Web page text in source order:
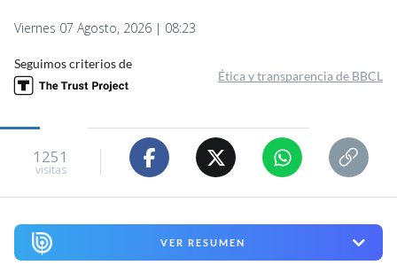
Viernes 07 Agosto, 2026 | 08:23
Seguimos criterios de
Ética y transparencia de BBCL
1251
visitas
VER RESUMEN